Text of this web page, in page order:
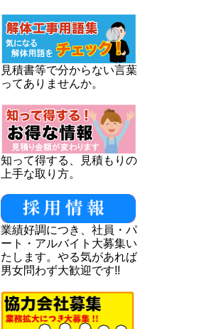
見積書等で分からない言葉
ってありませんか。
知って得する、見積もりの
上手な取り方。
業績好調につき、社員・パ
ート・アルバイト大募集い
たします。やる気があれば
男女問わず大歓迎です!!